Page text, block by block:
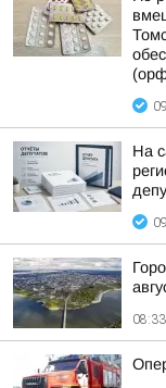
На
08:33